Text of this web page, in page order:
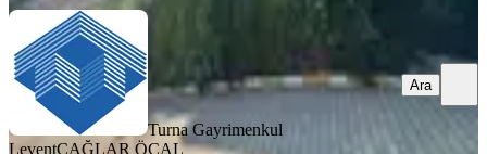
Turna Gayrimenkul
LeventÇAĞLAR ÖÇAL
Ara